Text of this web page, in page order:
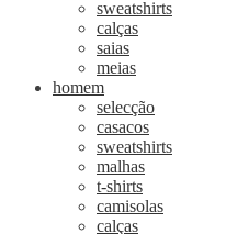
sweatshirts
calças
saias
meias
homem
selecção
casacos
sweatshirts
malhas
t-shirts
camisolas
calças